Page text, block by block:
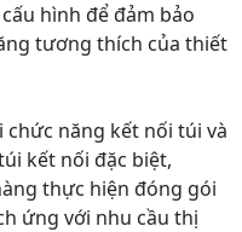
hình để đảm bảo
tương thích của thiết
năng kết nối túi và
kết nối đặc biệt,
thực hiện đóng gói
ứng với nhu cầu thị